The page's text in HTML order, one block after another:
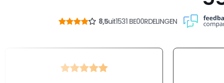
8,5uit1531 BE00RDELINGEN